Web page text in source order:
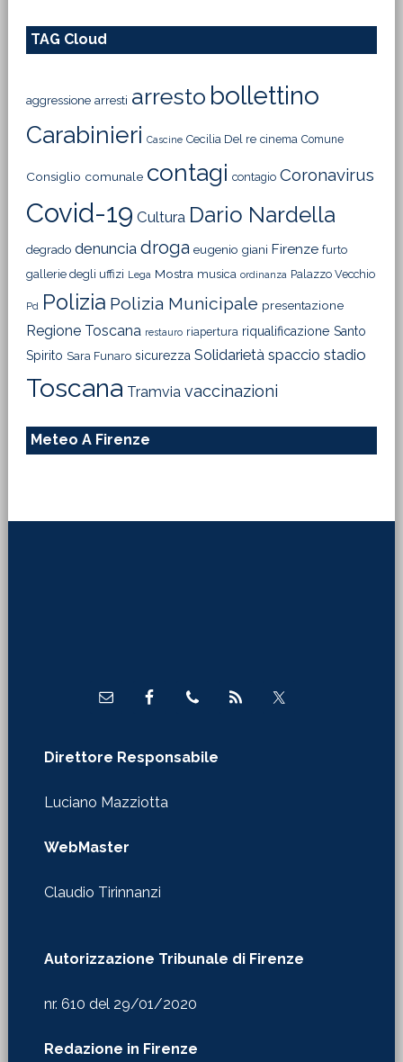
TAG Cloud
aggressione arresti arresto bollettino
Carabinieri Cascine Cecilia Del re cinema Comune
Consiglio comunale contagi contagio Coronavirus
Covid-19 Cultura Dario Nardella
degrado denuncia droga eugenio giani Firenze furto
gallerie degli uffizi Lega Mostra musica ordinanza Palazzo Vecchio
Pd Polizia Polizia Municipale presentazione
Regione Toscana restauro riapertura riqualificazione Santo
Spirito Sara Funaro sicurezza Solidarietà spaccio stadio
Toscana Tramvia vaccinazioni
Meteo A Firenze
Via Castelfidardo 24